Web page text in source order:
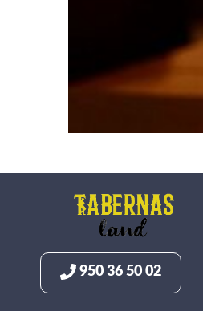
950 36 50 02